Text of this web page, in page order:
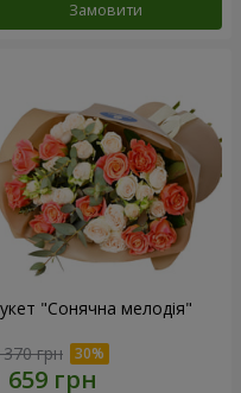
Замовити
"Сонячна мелодія"
грн